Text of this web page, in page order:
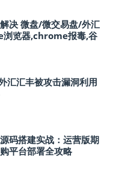
决 微盘/微交易盘/外汇
浏览器,chrome报毒,谷
汇汇丰被攻击漏洞利用
码搭建实战：运营版期
平台部署全攻略